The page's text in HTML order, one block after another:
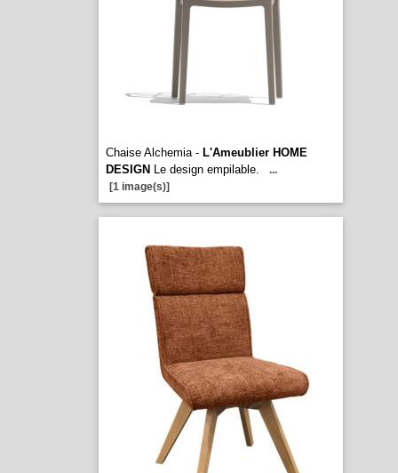
Chaise Alchemia - L'Ameublier HOME
DESIGN Le design empilable.
...
[1 image(s)]